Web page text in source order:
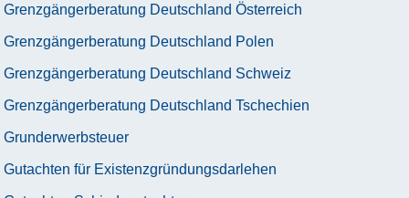
Grenzgängerberatung Deutschland Österreich
Grenzgängerberatung Deutschland Polen
Grenzgängerberatung Deutschland Schweiz
Grenzgängerberatung Deutschland Tschechien
Grunderwerbsteuer
Gutachten für Existenzgründungsdarlehen